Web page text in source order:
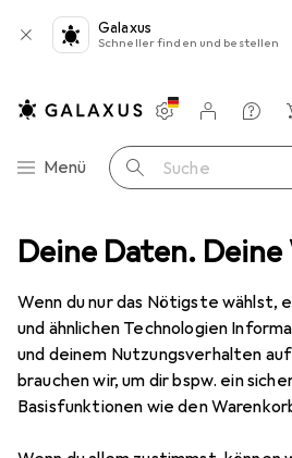
Deine Daten. Deine
Wenn du nur das Nötigste wählst,
und ähnlichen Technologien
und deinem Nutzungsverhalten
brauchen wir, um dir bspw. ein
Basisfunktionen wie den
Galaxus
Schneller finden und bestellen
Navigation nach Kategorien
Menü Suche
Einstellungen
Kundenkonto
Vergleichslisten
Merklisten
Warenkorb
Wasserkocher
EUR
100,45
Rommelsbacher
1 l